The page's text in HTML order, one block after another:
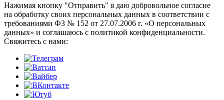
Нажимая кнопку "Отправить" я даю добровольное согласие
на обработку своих персональных данных в соответствии с
требованиями ФЗ № 152 от 27.07.2006 г. «О персональных
данных» и соглашаюсь с политикой конфиденциальности.
Cвяжитесь с нами: